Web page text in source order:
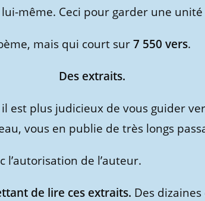
même. Ceci pour garder une
mais qui court sur7 550 vers.
Des extraits.
est plus judicieux de vous guider
vous en publie de très longs
l’autorisation de l’auteur.
de lire ces extraits. Des